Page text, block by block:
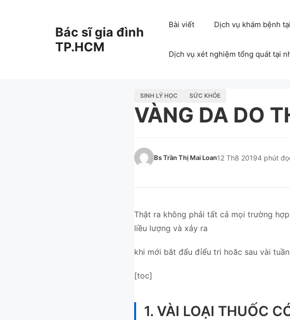
Bác sĩ gia đình
TP.HCM
Bài viết Dịch vụ khám bệnh
Dịch vụ xét nghiệm tổng quát tại
SINH LÝ HỌC SỨC KHỎE
VÀNG DA DO
Bs Trần Thị Mai Loan12 Th8 20194 phút
Thật ra không phải tất cả mọi trường
liều lượng và xảy ra
khi mới bắt đẩu đỉểu tri hoăc sau vài
[toc]
1. VÀI LOẠI THUỐC